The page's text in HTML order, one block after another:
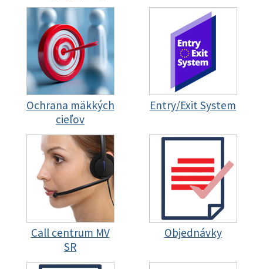
Ochrana mäkkých
cieľov
Entry/Exit System
Call centrum MV
SR
Objednávky